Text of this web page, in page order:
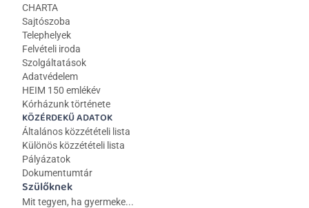
CHARTA
Sajtószoba
Telephelyek
Felvételi iroda
Szolgáltatások
Adatvédelem
HEIM 150 emlékév
Kórházunk története
KÖZÉRDEKŰ ADATOK
Általános közzétételi lista
Különös közzétételi lista
Pályázatok
Dokumentumtár
Szülőknek
Mit tegyen, ha gyermeke...